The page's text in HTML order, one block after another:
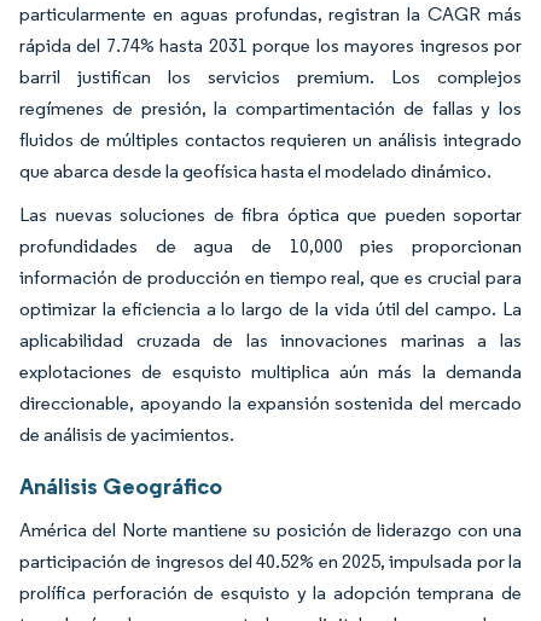
particularmente en aguas profundas, registran la CAGR más
rápida del 7.74% hasta 2031 porque los mayores ingresos por
barril justifican los servicios premium. Los complejos
regímenes de presión, la compartimentación de fallas y los
fluidos de múltiples contactos requieren un análisis integrado
que abarca desde la geofísica hasta el modelado dinámico.
Las nuevas soluciones de fibra óptica que pueden soportar
profundidades de agua de 10,000 pies proporcionan
información de producción en tiempo real, que es crucial para
optimizar la eficiencia a lo largo de la vida útil del campo. La
aplicabilidad cruzada de las innovaciones marinas a las
explotaciones de esquisto multiplica aún más la demanda
direccionable, apoyando la expansión sostenida del mercado
de análisis de yacimientos.
Análisis Geográfico
América del Norte mantiene su posición de liderazgo con una
participación de ingresos del 40.52% en 2025, impulsada por la
prolífica perforación de esquisto y la adopción temprana de